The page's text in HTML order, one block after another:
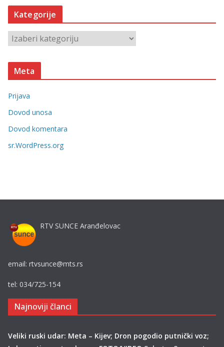
h
v
Kategorije
t
o
r
i
e
Meta
Prijava
Dovod unosa
Dovod komentara
sr.WordPress.org
RTV SUNCE Aranđelovac
email: rtvsunce@mts.rs
tel: 034/725-154
Najnoviji članci
Veliki ruski udar: Meta – Kijev; Dron pogodio putnički voz;